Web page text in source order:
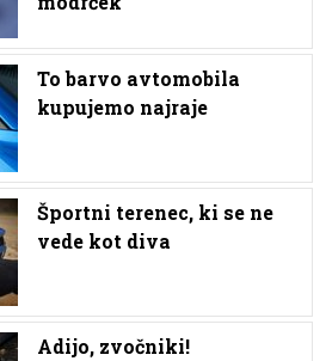
To barvo avtomobila
kupujemo najraje
Športni terenec, ki se ne
vede kot diva
Adijo, zvočniki!